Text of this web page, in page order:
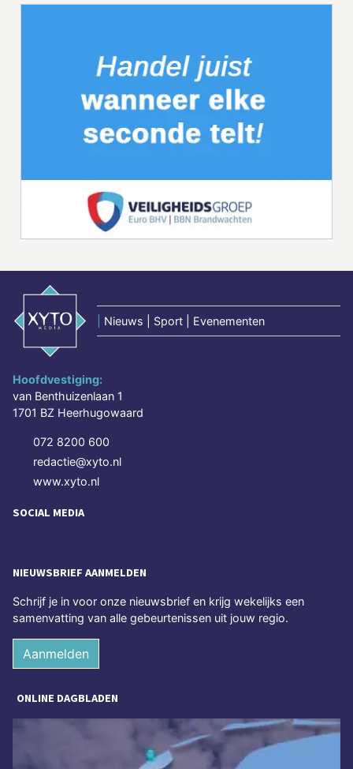
Nieuws | Sport | Evenementen
Hoofdvestiging:
van Benthuizenlaan 1
1701 BZ Heerhugowaard
072 8200 600
redactie@xyto.nl
www.xyto.nl
SOCIAL MEDIA
NIEUWSBRIEF AANMELDEN
Schrijf je in voor onze nieuwsbrief en krijg wekelijks een
samenvatting van alle gebeurtenissen uit jouw regio.
Aanmelden
ONLINE DAGBLADEN